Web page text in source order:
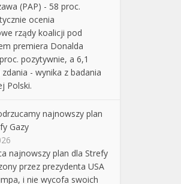
(PAP) - 58 proc.
ocenia
rządy koalicji pod
premiera Donalda
pozytywnie, a 6,1
- wynika z badania
Polski.
najnowszy plan
Gazy
najnowszy plan dla Strefy
przez prezydenta USA
i nie wycofa swoich